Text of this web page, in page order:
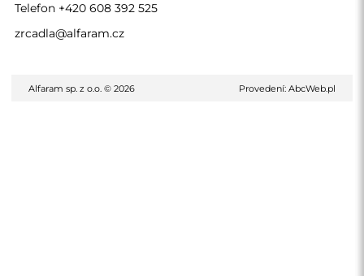
Telefon +420 608 392 525
zrcadla@alfaram.cz
Alfaram sp. z o.o. © 2026 Provedení: AbcWeb.pl